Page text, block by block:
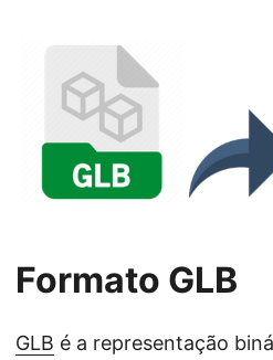
Formato GLB
GLB é a representação